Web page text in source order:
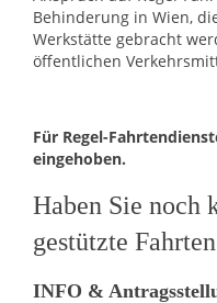
Behinderung in Wien,
Werkstätte gebracht
öffentlichen
Für Regel-
eingehoben.
Haben Sie noch
gestützte
INFO &